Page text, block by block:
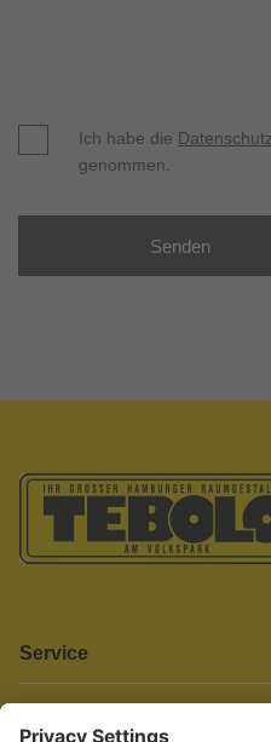
Ich habe die
genommen.
Senden
Service
Informationen